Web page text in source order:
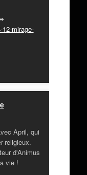
mirage-
April, qui
religieux.
d'Animus
vie !